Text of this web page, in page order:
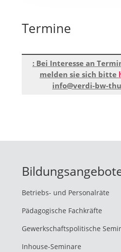
Termine
Bei Interesse an
melden sie sich bitte
info@verdi-bw-
Betriebs- und Personalräte
Pädagogische Fachkräfte
Gewerkschaftspolitische
Inhouse-Seminare